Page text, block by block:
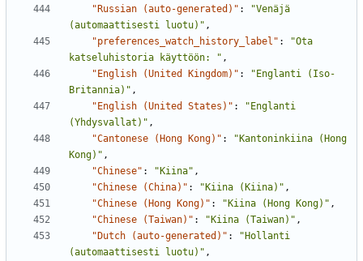
"Russian (auto-generated)" :
"Venäjä
(automaattisesti luotu)" ,
"preferences_watch_history_label" :
"Ota
katseluhistoria käyttöön: " ,
"English (United Kingdom)" :
"Englanti (Iso-
Britannia)" ,
"English (United States)" :
"Englanti
(Yhdysvallat)" ,
"Cantonese (Hong Kong)" :
"Kantoninkiina (Hong
Kong)" ,
"Chinese" : "Kiina" ,
"Chinese (China)" : "Kiina (Kiina)" ,
"Chinese (Hong Kong)" : "Kiina (Hong Kong)" ,
"Chinese (Taiwan)" : "Kiina (Taiwan)" ,
"Dutch (auto-generated)" :
"Hollanti
(automaattisesti luotu)" ,